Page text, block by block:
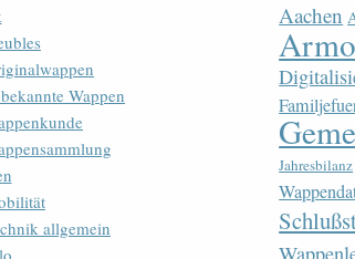
Wappen
allgemein
Aachen
Jahresbilanz